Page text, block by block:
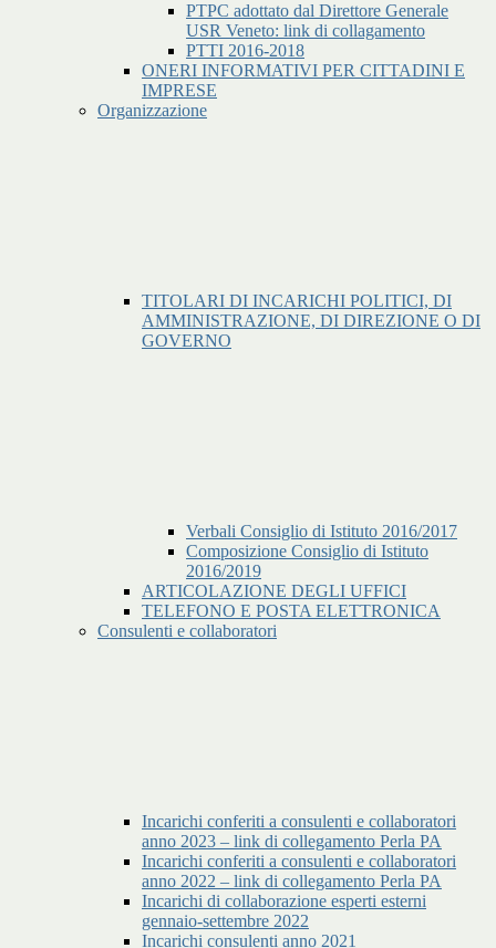
PTPC adottato dal Direttore Generale
USR Veneto: link di collagamento
PTTI 2016-2018
ONERI INFORMATIVI PER CITTADINI E
IMPRESE
Organizzazione
TITOLARI DI INCARICHI POLITICI, DI
AMMINISTRAZIONE, DI DIREZIONE O DI
GOVERNO
Verbali Consiglio di Istituto 2016/2017
Composizione Consiglio di Istituto
2016/2019
ARTICOLAZIONE DEGLI UFFICI
TELEFONO E POSTA ELETTRONICA
Consulenti e collaboratori
Incarichi conferiti a consulenti e collaboratori
anno 2023 – link di collegamento Perla PA
Incarichi conferiti a consulenti e collaboratori
anno 2022 – link di collegamento Perla PA
Incarichi di collaborazione esperti esterni
gennaio-settembre 2022
Incarichi consulenti anno 2021